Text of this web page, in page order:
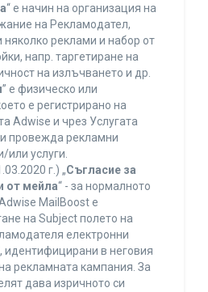
“ е начин на организация на
на Рекламодател,
реклами и набор от
напр. таргетиране на
на излъчването и др.
” е физическо или
е регистрирано на
Adwise и чрез Услугата
провежда рекламни
или услуги.
г.) „Съгласие за
от мейла“ - за нормалното
MailBoost е
на Subject полето на
електронни
в неговия
рекламната кампания. За
дава изричното си